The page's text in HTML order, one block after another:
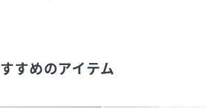
すめのアイテム